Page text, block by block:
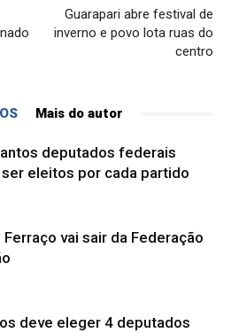
Guarapari abre festival de
inverno e povo lota ruas do
centro
Mais do autor
deputados federais
eleitos por cada partido
vai sair da Federação
deve eleger 4 deputados